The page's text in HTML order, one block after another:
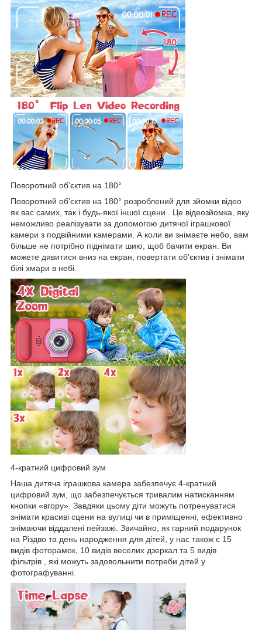
Поворотний об'єктив на 180°
Поворотний об'єктив на 180° розроблений для зйомки відео
як вас самих, так і будь-якої іншої сцени . Це відеозйомка, яку
неможливо реалізувати за допомогою дитячої іграшкової
камери з подвійними камерами. А коли ви знімаєте небо, вам
більше не потрібно піднімати шию, щоб бачити екран. Ви
можете дивитися вниз на екран, повертати об'єктив і знімати
білі хмари в небі.
4-кратний цифровий зум
Наша дитяча іграшкова камера забезпечує 4-кратний
цифровий зум, що забезпечується тривалим натисканням
кнопки «вгору». Завдяки цьому діти можуть потренуватися
знімати красиві сцени на вулиці чи в приміщенні, ефективно
знімаючи віддалені пейзажі. Звичайно, як гарний подарунок
на Різдво та день народження для дітей, у нас також є 15
видів фоторамок, 10 видів веселих дзеркал та 5 видів
фільтрів , які можуть задовольнити потреби дітей у
фотографуванні.